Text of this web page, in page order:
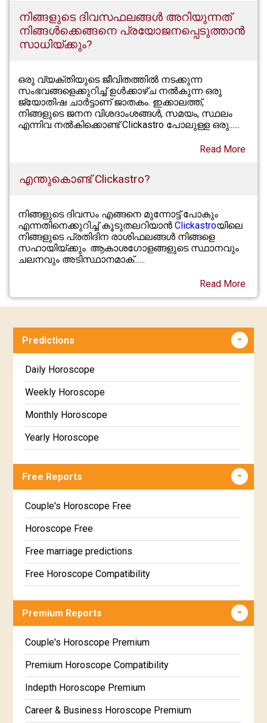
നിങ്ങളുടെ ദിവസഫലങ്ങൾ അറിയുന്നത്
നിങ്ങൾക്കെങ്ങനെ പ്രയോജനപ്പെടുത്താൻ
സാധിയ്ക്കും?
ഒരു വ്യക്തിയുടെ ജീവിതത്തിൽ നടക്കുന്ന
സംഭവങ്ങളെക്കുറിച്ച് ഉൾക്കാഴ്ച നൽകുന്ന ഒരു
ജ്യോതിഷ ചാർട്ടാണ് ജാതകം. ഇക്കാലത്ത്,
നിങ്ങളുടെ ജനന വിശദാംശങ്ങൾ, സമയം, സ്ഥലം
എന്നിവ നൽകിക്കൊണ്ട് Clickastro പോലുള്ള ഒരു......
Read More
എന്തുകൊണ്ട് Clickastro?
നിങ്ങളുടെ ദിവസം എങ്ങനെ മുന്നോട്ട് പോകും
എന്നതിനെക്കുറിച്ച് കൂടുതലറിയാൻ Clickastroയിലെ
നിങ്ങളുടെ പ്രതിദിന രാശിഫലങ്ങൾ നിങ്ങളെ
സഹായിയ്ക്കും. ആകാശഗോളങ്ങളുടെ സ്ഥാനവും
ചലനവും അടിസ്ഥാനമാക്......
Read More
Predictions
Daily Horoscope
Weekly Horoscope
Monthly Horoscope
Yearly Horoscope
Free Reports
Couple's Horoscope Free
Horoscope Free
Free marriage predictions
Free Horoscope Compatibility
Wealth & Fortune Horoscope Free
Free Daily Rashiphal
Free Weekly Rashifal
Free Star Horoscope
Free panchanga Predictions
Premium Reports
Couple's Horoscope Premium
Premium Horoscope Compatibility
Indepth Horoscope Premium
Career & Business Horoscope Premium